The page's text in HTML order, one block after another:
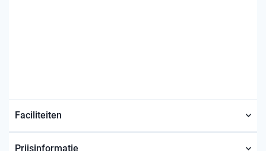
Faciliteiten
Prijsinformatie